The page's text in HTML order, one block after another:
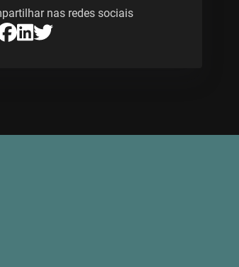
nas redes sociais